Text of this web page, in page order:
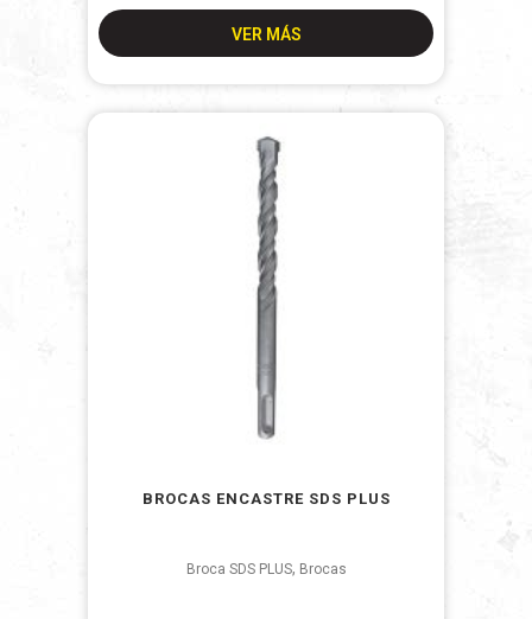
VER MÁS
BROCAS ENCASTRE SDS PLUS
Broca SDS PLUS, Brocas